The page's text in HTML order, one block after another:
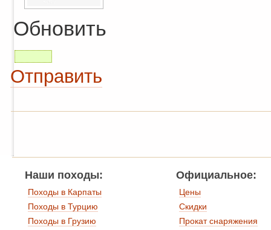
Обновить
Отправить
Наши походы:
Походы в Карпаты
Походы в Турцию
Походы в Грузию
Официальное:
Цены
Скидки
Прокат снаряжения